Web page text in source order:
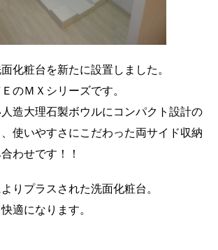
化粧台を新たに設置しました。
のＭＸシリーズです。
造大理石製ボウルにコンパクト設計の
使いやすさにこだわった両サイド収納
わせです！！
りプラスされた洗面化粧台。
適になります。